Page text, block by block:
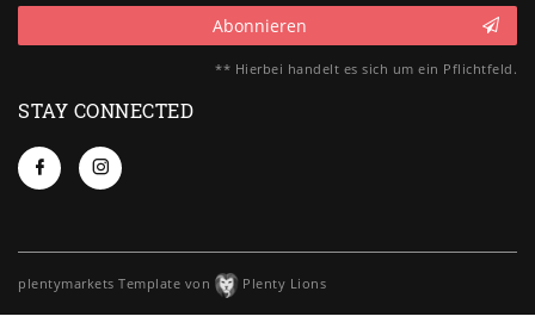
Abonnieren
** Hierbei handelt es sich um ein Pflichtfeld.
STAY CONNECTED
plentymarkets Template von Plenty Lions